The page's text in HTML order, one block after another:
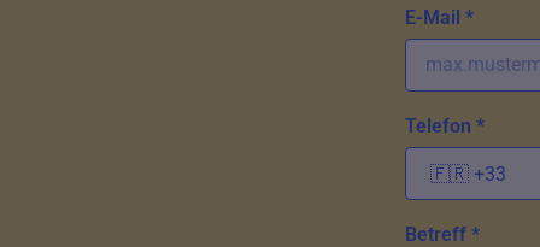
E-Mail *
Telefon *
Betreff *